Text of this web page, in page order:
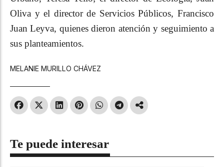
Oliva y el director de Servicios Públicos, Francisco
Juan Leyva, quienes dieron atención y seguimiento a
sus planteamientos.
MELANIE MURILLO CHÁVEZ
Te puede interesar